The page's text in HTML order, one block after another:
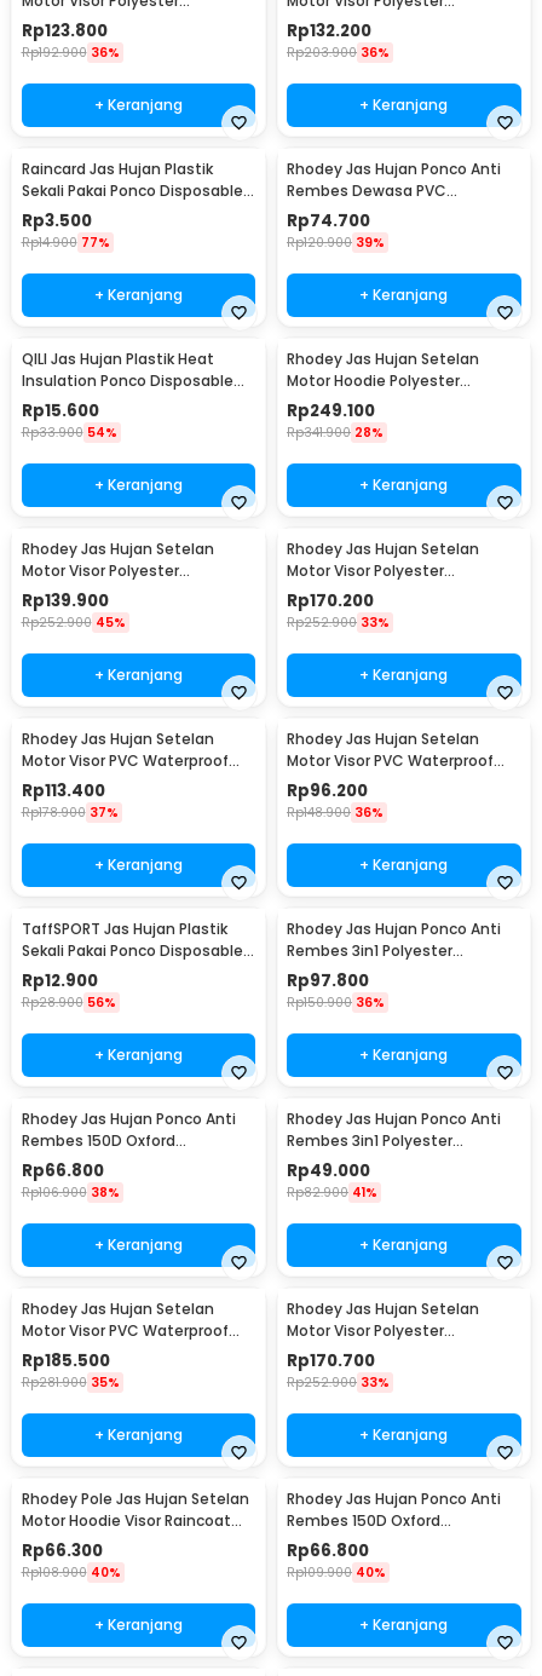
Waterproof Raincoat XL - ZY-
75
Rp123.800
Rp192.900 36%
+ Keranjang
Waterproof Raincoat XXXL -
ZY-75
Rp132.200
Rp203.900 36%
+ Keranjang
Raincard Jas Hujan Plastik
Sekali Pakai Ponco Disposable
Raincoat - FY-04
Rp3.500
Rp14.900 77%
+ Keranjang
Rhodey Jas Hujan Ponco Anti
Rembes Dewasa PVC
Waterproof Raincoat - PY-50
Rp74.700
Rp120.900 39%
+ Keranjang
QILI Jas Hujan Plastik Heat
Insulation Ponco Disposable
Raincoat - PY-10
Rp15.600
Rp33.900 54%
+ Keranjang
Rhodey Jas Hujan Setelan
Motor Hoodie Polyester
Waterproof Raincoat L - ZY-15
Rp249.100
Rp341.900 28%
+ Keranjang
Rhodey Jas Hujan Setelan
Motor Visor Polyester
Waterproof Raincoat XL - ZY-81
Rp139.900
Rp252.900 45%
+ Keranjang
Rhodey Jas Hujan Setelan
Motor Visor Polyester
Waterproof Raincoat L - ZY-81
Rp170.200
Rp252.900 33%
+ Keranjang
Rhodey Jas Hujan Setelan
Motor Visor PVC Waterproof
Raincoat L - ZY-74
Rp113.400
Rp178.900 37%
+ Keranjang
Rhodey Jas Hujan Setelan
Motor Visor PVC Waterproof
Raincoat M - ZY-74
Rp96.200
Rp148.900 36%
+ Keranjang
TaffSPORT Jas Hujan Plastik
Sekali Pakai Ponco Disposable
Raincoat - PY-62
Rp12.900
Rp28.900 56%
+ Keranjang
Rhodey Jas Hujan Ponco Anti
Rembes 3in1 Polyester
Waterproof Raincoat - PY-30
Rp97.800
Rp150.900 36%
+ Keranjang
Rhodey Jas Hujan Ponco Anti
Rembes 150D Oxford
Waterproof Raincoat Size M -
PY-45
Rp66.800
Rp106.900 38%
+ Keranjang
Rhodey Jas Hujan Ponco Anti
Rembes 3in1 Polyester
Waterproof Raincoat - PY-31
Rp49.000
Rp82.900 41%
+ Keranjang
Rhodey Jas Hujan Setelan
Motor Visor PVC Waterproof
Raincoat L - ZY-12
Rp185.500
Rp281.900 35%
+ Keranjang
Rhodey Jas Hujan Setelan
Motor Visor Polyester
Waterproof Raincoat XXL - ZY-
81
Rp170.700
Rp252.900 33%
+ Keranjang
Rhodey Pole Jas Hujan Setelan
Motor Hoodie Visor Raincoat
Waterproof XXXXL - ZY-10
Rp66.300
Rp108.900 40%
+ Keranjang
Rhodey Jas Hujan Ponco Anti
Rembes 150D Oxford
Waterproof Raincoat Size S -
PY-45
Rp66.800
Rp109.900 40%
+ Keranjang